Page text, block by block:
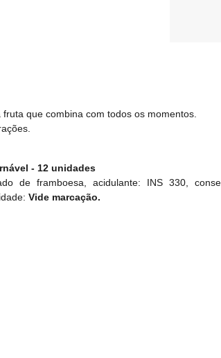
que combina com todos os momentos.
- 12 unidades
de framboesa, acidulante: INS 330,
Vide marcação.